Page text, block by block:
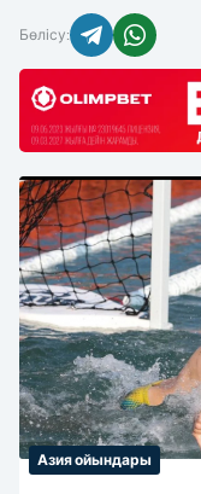
Бөлісу:
Азия ойындары